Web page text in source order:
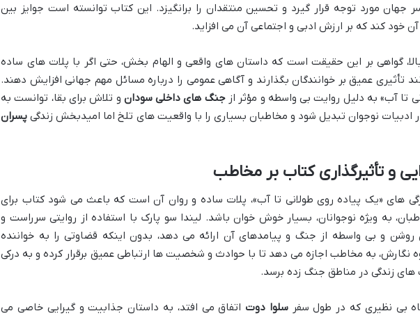
جهان مورد توجه قرار گیرد و تحسین منتقدان را برانگیزد. این کتاب توانسته است جوایز بین
آن خود کند که بر ارزش ادبی و اجتماعی آن می افزاید.
گواهی بر این حقیقت است که داستان های واقعی و الهام بخش، حتی اگر با پلات های ساده
تأثیری عمیق بر خوانندگان بگذارند و آگاهی عمومی را درباره مسائل مهم جهانی افزایش دهند.
تا آب» به دلیل روایت بی واسطه و مؤثر ازجنگ های داخلی سودان و تلاش برای بقا، توانست به
ادبیات نوجوان تبدیل شود و مخاطبان بسیاری را با واقعیت های تلخ اما امیدبخش زندگی پسران
و تأثیرگذاری کتاب بر مخاطب
های «یک پیاده روی طولانی تا آب»، پلات ساده و روان آن است که باعث می شود کتاب برای
به ویژه نوجوانان، بسیار خوش خوان باشد. لیندا سو پارک با استفاده از روایتی سرراست و
روشن و بی واسطه از جنگ و پیامدهای آن ارائه می دهد، بدون اینکه قضاوتی را به خواننده
نگارش، به مخاطب اجازه می دهد تا با حوادث و شخصیت ها ارتباطی عمیق برقرار کرده و به درکی
های زندگی در مناطق جنگ زده برسد.
بی نظیری که در طول سفرسلوا دوت اتفاق می افتد، به داستان جذابیت و گیرایی خاصی می